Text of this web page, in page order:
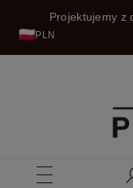
PLN
Projektujemy z